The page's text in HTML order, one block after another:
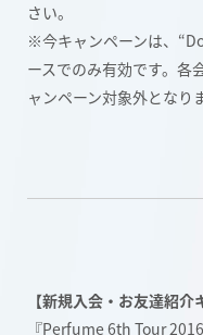
さい。
※今キャンペーンは、
ースでのみ有効です。各
ャンペーン対象外となり
【新規入会・お友達紹介
『Perfume 6th Tour